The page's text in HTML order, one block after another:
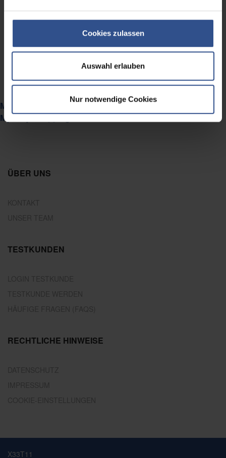
Cookies zulassen
Auswahl erlauben
Nur notwendige Cookies
Marktforschung und
Mystery Shopping
ÜBER UNS
TESTKUNDEN
RECHTLICHE HINWEISE
X33T11